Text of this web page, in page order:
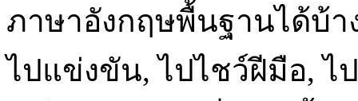
ภาษาอังกฤษพื้นฐานได้บ้
ไปแข่งขัน, ไปไชว์ฝีมือ, ไ